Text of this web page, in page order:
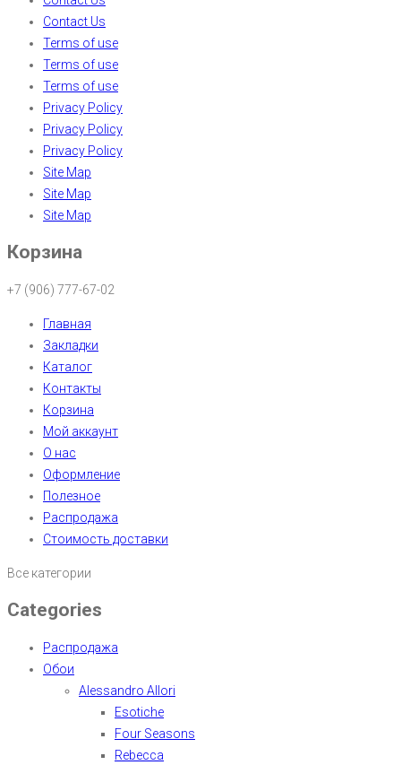
Contact Us
Terms of use
Terms of use
Terms of use
Privacy Policy
Privacy Policy
Privacy Policy
Site Map
Site Map
Site Map
Корзина
+7 (906) 777-67-02
Главная
Закладки
Каталог
Контакты
Корзина
Мой аккаунт
О нас
Оформление
Полезное
Распродажа
Стоимость доставки
Все категории
Categories
Распродажа
Обои
Alessandro Allori
Esotiche
Four Seasons
Rebecca